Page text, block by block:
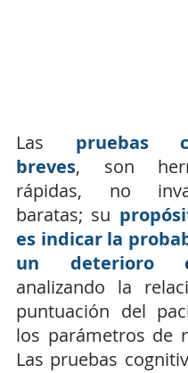
Las pruebas
breves, son
rápidas, no
baratas; su
es indicar la
un deterioro
analizando la
puntuación del
los parámetros de
Las pruebas